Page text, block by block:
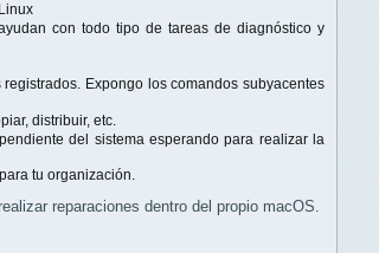
con todo tipo de tareas de diagnóstico y
Expongo los comandos subyacentes
distribuir, etc.
del sistema esperando para realizar la
tu organización.
reparaciones dentro del propio macOS.